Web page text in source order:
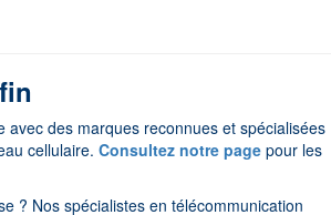
avec des marques reconnues et spécialisées
cellulaire. Consultez notre page pour les
? Nos spécialistes en télécommunication